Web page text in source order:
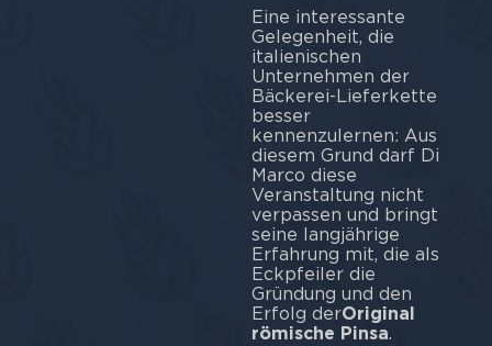
Eine interessante
Gelegenheit, die
italienischen
Unternehmen der
Bäckerei-Lieferkette
besser
kennenzulernen: Aus
diesem Grund darf Di
Marco diese
Veranstaltung nicht
verpassen und bringt
seine langjährige
Erfahrung mit, die als
Eckpfeiler die
Gründung und den
Erfolg derOriginal
römische Pinsa.